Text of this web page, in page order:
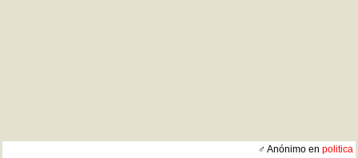
♂ Anónimo en politica